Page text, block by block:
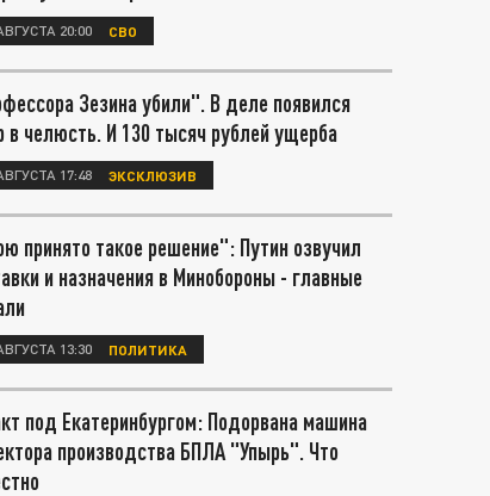
20:00 СВО
Зезина убили". В деле появился
в челюсть. И 130 тысяч рублей ущерба
17:48 ЭКСКЛЮЗИВ
принято такое решение": Путин озвучил
и назначения в Минобороны - главные
13:30 ПОЛИТИКА
под Екатеринбургом: Подорвана машина
производства БПЛА "Упырь". Что